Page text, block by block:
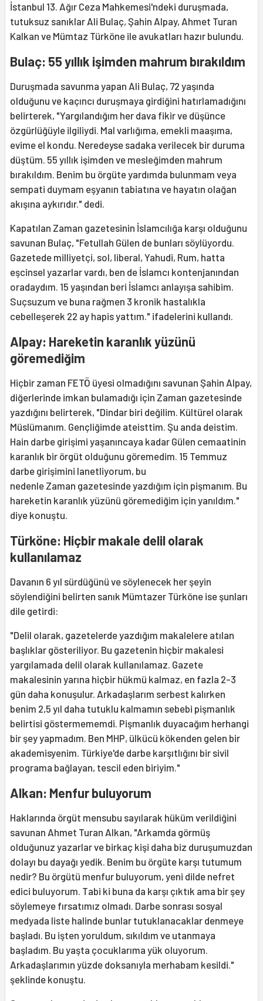
İstanbul 13. Ağır Ceza Mahkemesi'ndeki duruşmada,
tutuksuz sanıklar Ali Bulaç, Şahin Alpay, Ahmet Turan
Kalkan ve Mümtaz Türköne ile avukatları hazır bulundu.
Bulaç: 55 yıllık işimden mahrum bırakıldım
Duruşmada savunma yapan Ali Bulaç, 72 yaşında
olduğunu ve kaçıncı duruşmaya girdiğini hatırlamadığını
belirterek, "Yargılandığım her dava fikir ve düşünce
özgürlüğüyle ilgiliydi. Mal varlığıma, emekli maaşıma,
evime el kondu. Neredeyse sadaka verilecek bir duruma
düştüm. 55 yıllık işimden ve mesleğimden mahrum
bırakıldım. Benim bu örgüte yardımda bulunmam veya
sempati duymam eşyanın tabiatına ve hayatın olağan
akışına aykırıdır." dedi.
Kapatılan Zaman gazetesinin İslamcılığa karşı olduğunu
savunan Bulaç, "Fetullah Gülen de bunları söylüyordu.
Gazetede milliyetçi, sol, liberal, Yahudi, Rum, hatta
eşcinsel yazarlar vardı, ben de İslamcı kontenjanından
oradaydım. 15 yaşından beri İslamcı anlayışa sahibim.
Suçsuzum ve buna rağmen 3 kronik hastalıkla
cebelleşerek 22 ay hapis yattım." ifadelerini kullandı.
Alpay: Hareketin karanlık yüzünü
göremediğim
Hiçbir zaman FETÖ üyesi olmadığını savunan Şahin Alpay,
diğerlerinde imkan bulamadığı için Zaman gazetesinde
yazdığını belirterek, "Dindar biri değilim. Kültürel olarak
Müslümanım. Gençliğimde ateisttim. Şu anda deistim.
Hain darbe girişimi yaşanıncaya kadar Gülen cemaatinin
karanlık bir örgüt olduğunu göremedim. 15 Temmuz
darbe girişimini lanetliyorum, bu
nedenle Zaman gazetesinde yazdığım için pişmanım. Bu
hareketin karanlık yüzünü göremediğim için yanıldım."
diye konuştu.
Türköne: Hiçbir makale delil olarak
kullanılamaz
Davanın 6 yıl sürdüğünü ve söylenecek her şeyin
söylendiğini belirten sanık Mümtazer Türköne ise şunları
dile getirdi:
"Delil olarak, gazetelerde yazdığım makalelere atılan
başlıklar gösteriliyor. Bu gazetenin hiçbir makalesi
yargılamada delil olarak kullanılamaz. Gazete
makalesinin yarına hiçbir hükmü kalmaz, en fazla 2-3
gün daha konuşulur. Arkadaşlarım serbest kalırken
benim 2,5 yıl daha tutuklu kalmamın sebebi pişmanlık
belirtisi göstermememdi. Pişmanlık duyacağım herhangi
bir şey yapmadım. Ben MHP, ülkücü kökenden gelen bir
akademisyenim. Türkiye'de darbe karşıtlığını bir sivil
programa bağlayan, tescil eden biriyim."
Alkan: Menfur buluyorum
Haklarında örgüt mensubu sayılarak hüküm verildiğini
savunan Ahmet Turan Alkan, "Arkamda görmüş
olduğunuz yazarlar ve birkaç kişi daha biz duruşumuzdan
dolayı bu dayağı yedik. Benim bu örgüte karşı tutumum
nedir? Bu örgütü menfur buluyorum, yeni dilde nefret
edici buluyorum. Tabi ki buna da karşı çıktık ama bir şey
söylemeye fırsatımız olmadı. Darbe sonrası sosyal
medyada liste halinde bunlar tutuklanacaklar denmeye
başladı. Bu işten yoruldum, sıkıldım ve utanmaya
başladım. Bu yaşta çocuklarıma yük oluyorum.
Arkadaşlarımın yüzde doksanıyla merhabam kesildi."
şeklinde konuştu.